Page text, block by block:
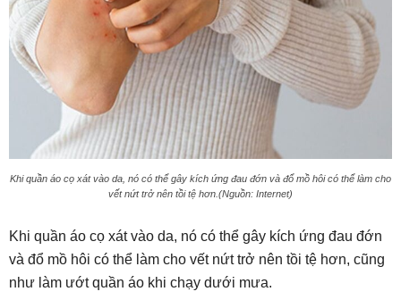
Khi quần áo cọ xát vào da, nó có thể gây kích ứng đau đớn và đổ mồ hôi có thể làm cho
vết nứt trở nên tồi tệ hơn.(Nguồn: Internet)
Khi quần áo cọ xát vào da, nó có thể gây kích ứng đau đớn
và đổ mồ hôi có thể làm cho vết nứt trở nên tồi tệ hơn, cũng
như làm ướt quần áo khi chạy dưới mưa.